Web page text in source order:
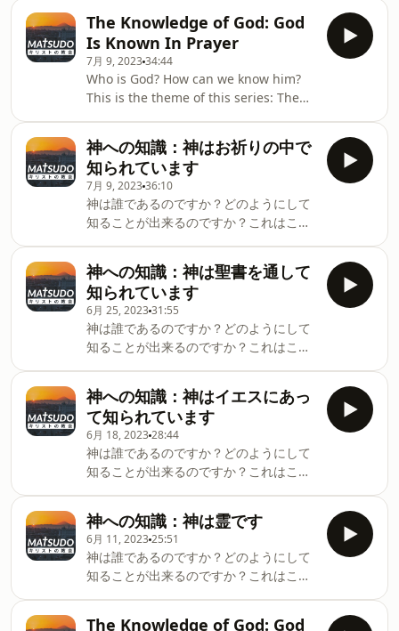
２２～２８節 Hosted on Acast. See
acast.com/privacy for more
information.
The Knowledge of God: God
Is Known In Prayer
7月 9, 202334:44
Who is God? How can we know him?
This is the theme of this series: The
2023Bible passages: Psalm 73:23-28;
Romans 8:26-27 Hosted on Acast. See
acast.com/privacy for more
information.
神への知識：神はお祈りの中で
知られています
7月 9, 202336:10
神は誰であるのですか？どのようにして
知ることが出来るのですか？これはこの
２３年7月9日聖書箇所：詩篇７３篇２３
～２８；ローマ２８章２６～２７
Hosted on Acast. See
acast.com/privacy for more
information.
神への知識：神は聖書を通して
知られています
6月 25, 202331:55
神は誰であるのですか？どのようにして
知ることが出来るのですか？これはこの
２３年６月２５日聖書箇所：詩篇１１９
篇２５～３２；イザヤ５５章１０～１１
Hosted on Acast. See
acast.com/privacy for more
information.
神への知識：神はイエスにあっ
て知られています
6月 18, 202328:44
神は誰であるのですか？どのようにして
知ることが出来るのですか？これはこの
２３年６月１８日聖書箇所：ヨハネ１章
１４；ヘブル１章１～３ Hosted on
Acast. See acast.com/privacy for more
information.
神への知識：神は霊です
6月 11, 202325:51
神は誰であるのですか？どのようにして
知ることが出来るのですか？これはこの
The Knowledge of God: God